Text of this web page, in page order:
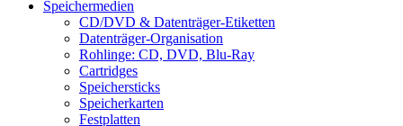
Speichermedien
CD/DVD & Datenträger-Etiketten
Datenträger-Organisation
Rohlinge: CD, DVD, Blu-Ray
Cartridges
Speichersticks
Speicherkarten
Festplatten